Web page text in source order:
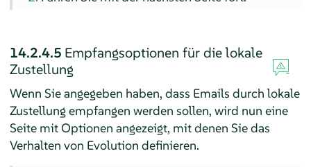
14.2.4.5 Empfangsoptionen für die lokale
Zustellung
Wenn Sie angegeben haben, dass Emails durch lokale
Zustellung empfangen werden sollen, wird nun eine
Seite mit Optionen angezeigt, mit denen Sie das
Verhalten von Evolution definieren.